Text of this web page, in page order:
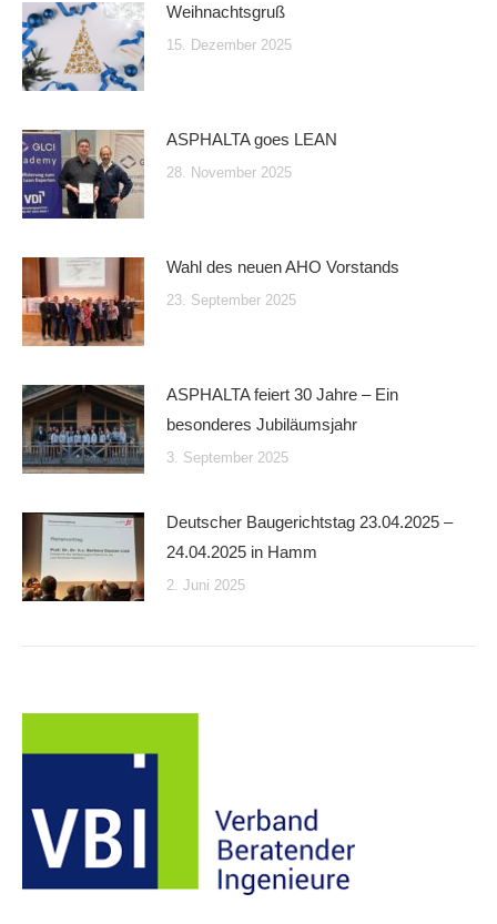
Weihnachtsgruß
15. Dezember 2025
ASPHALTA goes LEAN
28. November 2025
Wahl des neuen AHO Vorstands
23. September 2025
ASPHALTA feiert 30 Jahre – Ein
besonderes Jubiläumsjahr
3. September 2025
Deutscher Baugerichtstag 23.04.2025 –
24.04.2025 in Hamm
2. Juni 2025